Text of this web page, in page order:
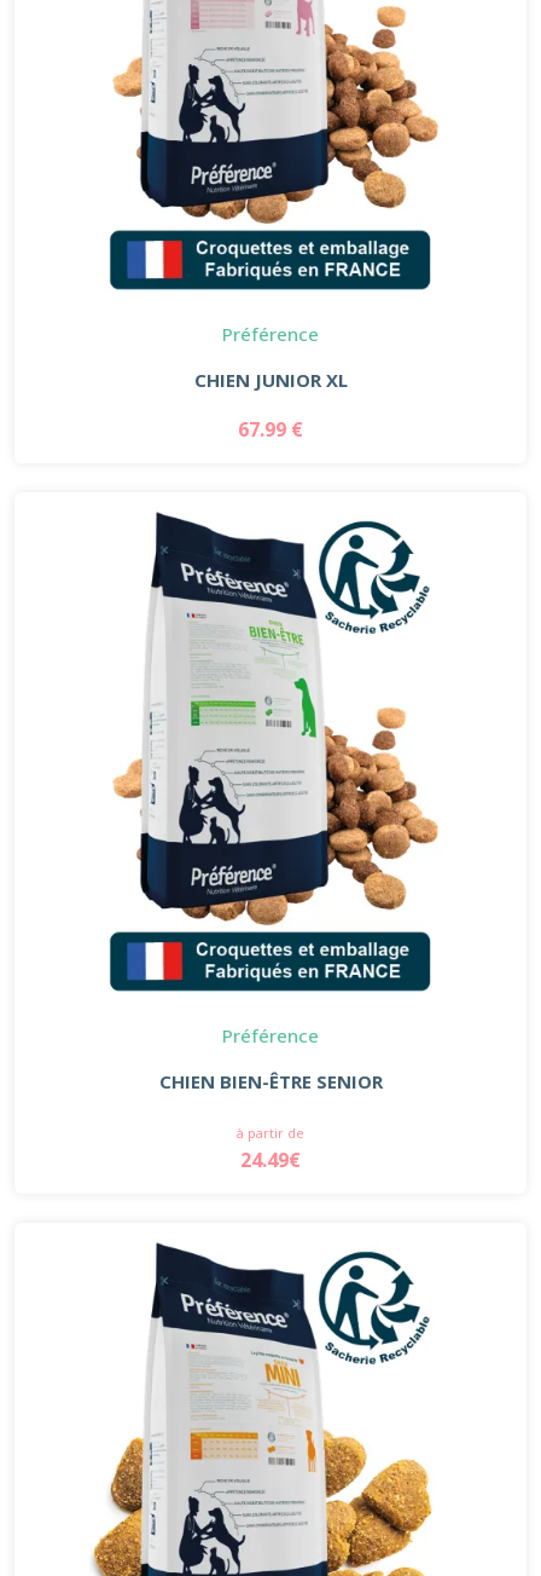
Préférence
CHIEN JUNIOR XL
67.99 €
Préférence
CHIEN BIEN-ÊTRE SENIOR
à partir de
24.49€